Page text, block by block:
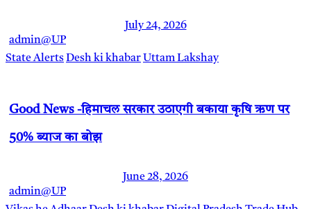
July 24, 2026
admin@UP
State AlertsDesh ki khabar Uttam Lakshay
Good News -हिमाचल सरकार उठाएगी बकाया कृषि ऋण पर
50% ब्याज का बोझ
June 28, 2026
admin@UP